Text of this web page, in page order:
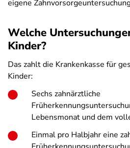
eigene
Welche
Kinder?
Das zahlt die Krankenkasse für
Kinder:
Sechs zahnärztliche
Lebensmonat und dem
Einmal pro Halbjahr eine